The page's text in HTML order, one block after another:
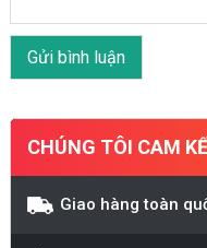
CHÚNG TÔI CAM
Giao hàng toàn